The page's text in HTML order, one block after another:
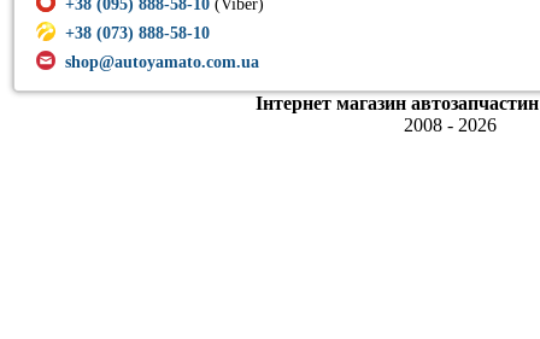
+38 (095) 888-58-10 (Viber)
+38 (073) 888-58-10
shop@autoyamato.com.ua
Інтернет магазин
2008 - 2026